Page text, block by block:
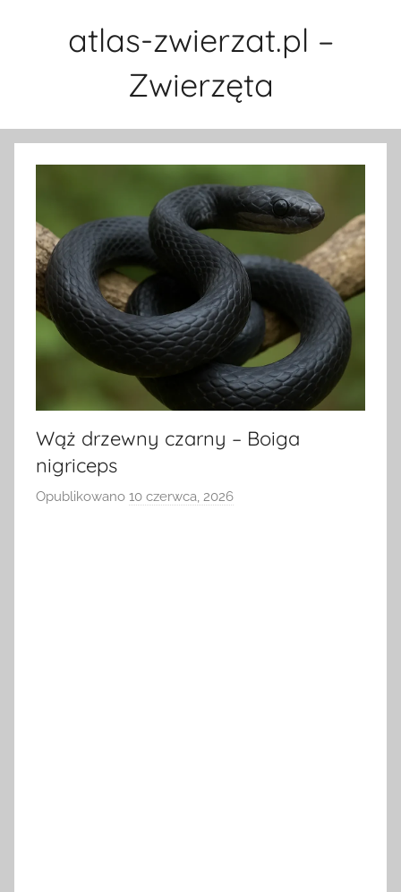
atlas-zwierzat.pl –
Zwierzęta
Wąż drzewny czarny – Boiga
nigriceps
Opublikowano 10 czerwca, 2026